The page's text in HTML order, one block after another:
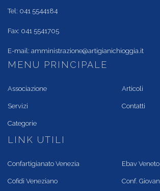
Tel: 041 5544184
Fax: 041 5541705
E-mail: amministrazione@artigianichioggia.it
MENU PRINCIPALE
Associazione
Servizi
Categorie
Articoli
Contatti
LINK UTILI
Confartigianato Venezia
Cofidi Veneziano
Ebav Veneto
Conf.